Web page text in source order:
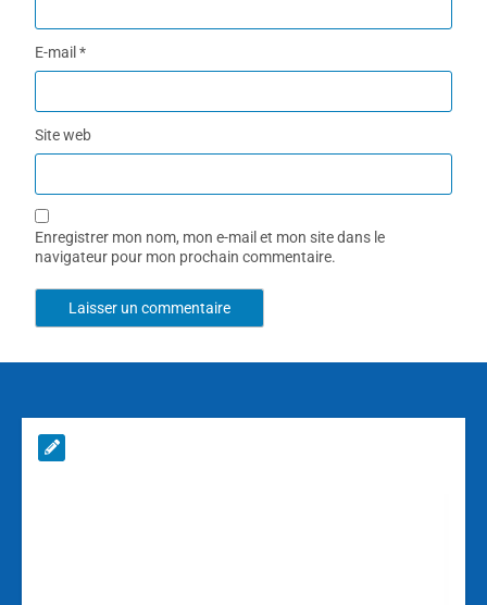
E-mail*
Site web
Enregistrer mon nom, mon e-mail et mon site dans le
navigateur pour mon prochain commentaire.